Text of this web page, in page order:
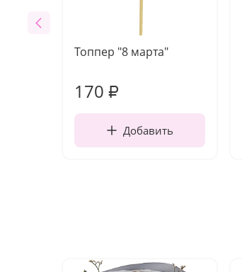
Топпер "8 марта"
170 ₽
Добавить